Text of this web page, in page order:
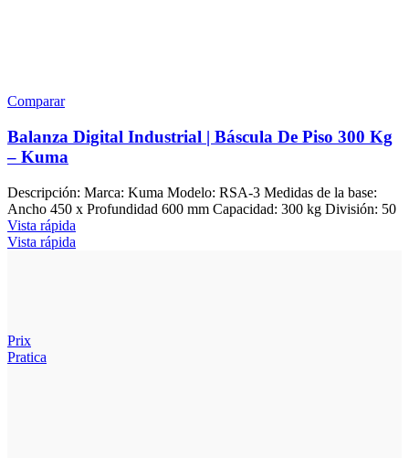
Comparar
Balanza Digital Industrial | Báscula De Piso 300 Kg
– Kuma
Descripción: Marca: Kuma Modelo: RSA-3 Medidas de la base:
Ancho 450 x Profundidad 600 mm Capacidad: 300 kg División: 50
Vista rápida
Vista rápida
Prix
Pratica